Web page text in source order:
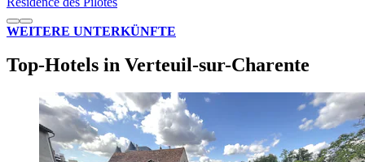
WEITERE UNTERKÜNFTE
Top-Hotels in Verteuil-sur-Charente